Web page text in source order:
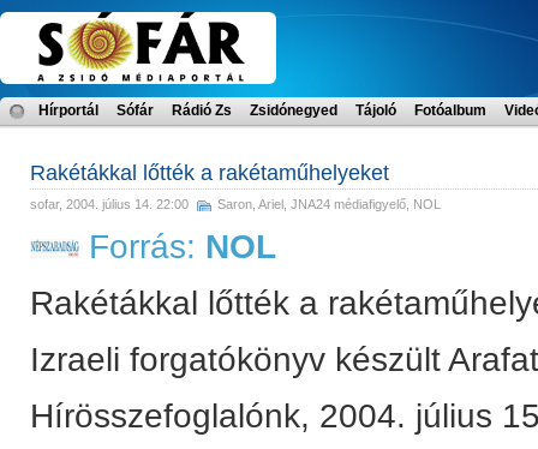
Hírportál Sófár Rádió Zs Zsidónegyed Tájoló Fotóalbum
Rakétákkal lőtték a rakétaműhelyeket
sofar, 2004. július 14. 22:00 Saron, Ariel JNA24 médiafigyelő NOL
Forrás: NOL
Rakétákkal lőtték a
Izraeli forgatókönyv készült
Hírösszefoglalónk, 2004. július